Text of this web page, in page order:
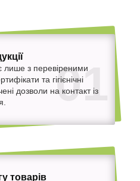
01
з перевіреними
та гігієнічні
дозволи на контакт із
товарів